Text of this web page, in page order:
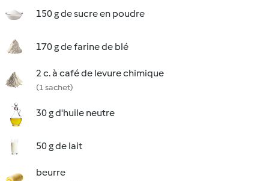
150 g de sucre en poudre
170 g de farine de blé
2 c. à café de levure chimique
(1 sachet)
30 g d'huile neutre
50 g de lait
beurre